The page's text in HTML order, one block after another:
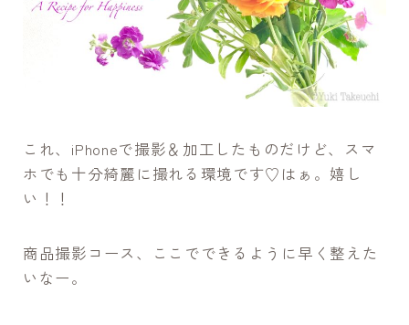
これ、iPhoneで撮影＆加工したものだけど、スマ
ホでも十分綺麗に撮れる環境です♡はぁ。嬉し
い！！
商品撮影コース、ここでできるように早く整えた
いなー。